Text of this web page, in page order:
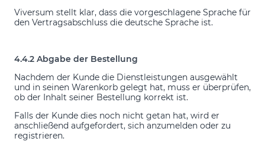
Viversum stellt klar, dass die vorgeschlagene Sprache für
den Vertragsabschluss die deutsche Sprache ist.
4.4.2 Abgabe der Bestellung
Nachdem der Kunde die Dienstleistungen ausgewählt
und in seinen Warenkorb gelegt hat, muss er überprüfen,
ob der Inhalt seiner Bestellung korrekt ist.
Falls der Kunde dies noch nicht getan hat, wird er
anschließend aufgefordert, sich anzumelden oder zu
registrieren.